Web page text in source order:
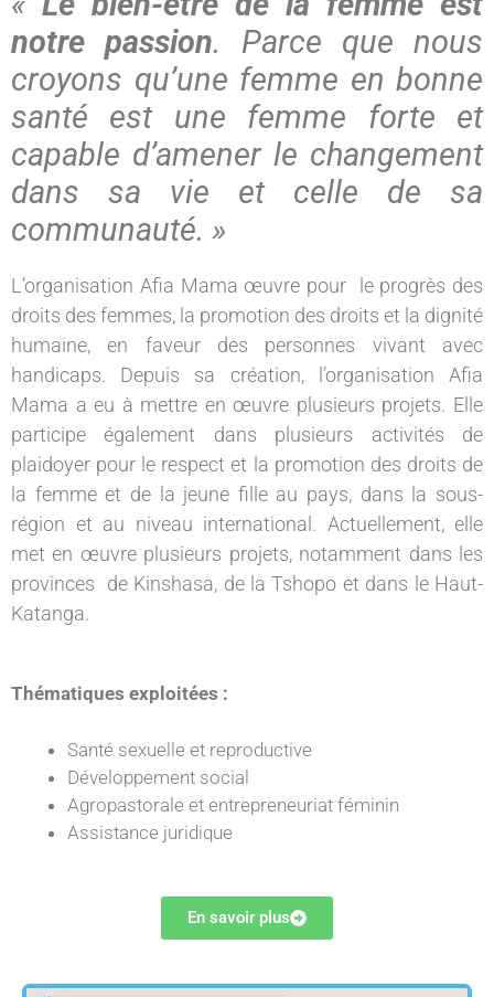
notre passion. Parce que nous
croyons qu’une femme en bonne
santé est une femme forte et
capable d’amener le changement
dans sa vie et celle de sa
communauté. »
L’organisation Afia Mama œuvre pour le progrès des
droits des femmes, la promotion des droits et la dignité
humaine, en faveur des personnes vivant avec
handicaps. Depuis sa création, l’organisation Afia
Mama a eu à mettre en œuvre plusieurs projets. Elle
participe également dans plusieurs activités de
plaidoyer pour le respect et la promotion des droits de
la femme et de la jeune fille au pays, dans la sous-
région et au niveau international. Actuellement, elle
met en œuvre plusieurs projets, notamment dans les
provinces de Kinshasa, de la Tshopo et dans le Haut-
Katanga.
Thématiques exploitées :
Santé sexuelle et reproductive
Développement social
Agropastorale et entrepreneuriat féminin
Assistance juridique
En savoir plus